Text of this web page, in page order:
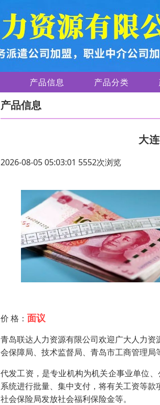
产品信息 产品分类
产品信息
大
2026-08-05 05:03:01 5552次浏览
价 格： 面议
青岛联达人力资源有限公司欢迎广大人力
会保障局、技术监督局、青岛市工商管理
代发工资，是专业机构为机关企事业单位
系统进行批量、集中支付，将有关工资等
社会保险局发放社会福利保险金等。